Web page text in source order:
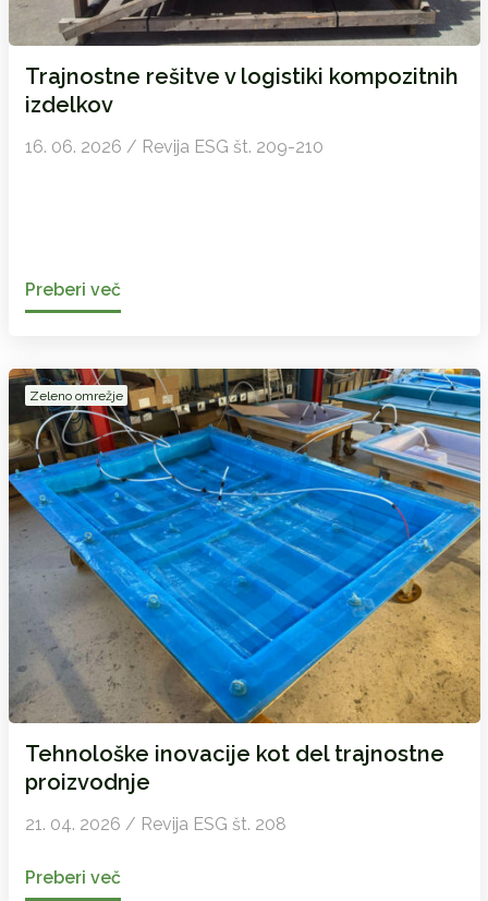
Trajnostne rešitve v logistiki kompozitnih
izdelkov
16. 06. 2026 / Revija ESG št. 209-210
Preberi več
Zeleno omrežje
Tehnološke inovacije kot del trajnostne
proizvodnje
21. 04. 2026 / Revija ESG št. 208
Preberi več